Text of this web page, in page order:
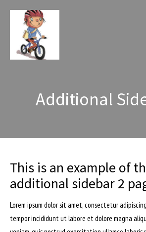
Additional
This is an example of
additional sidebar 2
Lorem ipsum dolor sit amet, consectetur
tempor incididunt ut labore et dolore magna